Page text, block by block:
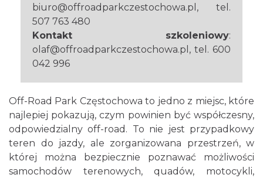
biuro@offroadparkczestochowa.pl, tel.
507 763 480
Kontakt szkoleniowy:
olaf@offroadparkczestochowa.pl, tel. 600
042 996
Off-Road Park Częstochowa to jedno z miejsc, które
najlepiej pokazują, czym powinien być współczesny,
odpowiedzialny off-road. To nie jest przypadkowy
teren do jazdy, ale zorganizowana przestrzeń, w
której można bezpiecznie poznawać możliwości
samochodów terenowych, quadów, motocykli,